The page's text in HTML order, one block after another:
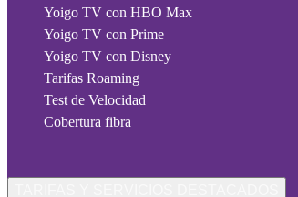
Yoigo TV con HBO Max
Yoigo TV con Prime
Yoigo TV con Disney
Tarifas Roaming
Test de Velocidad
Cobertura fibra